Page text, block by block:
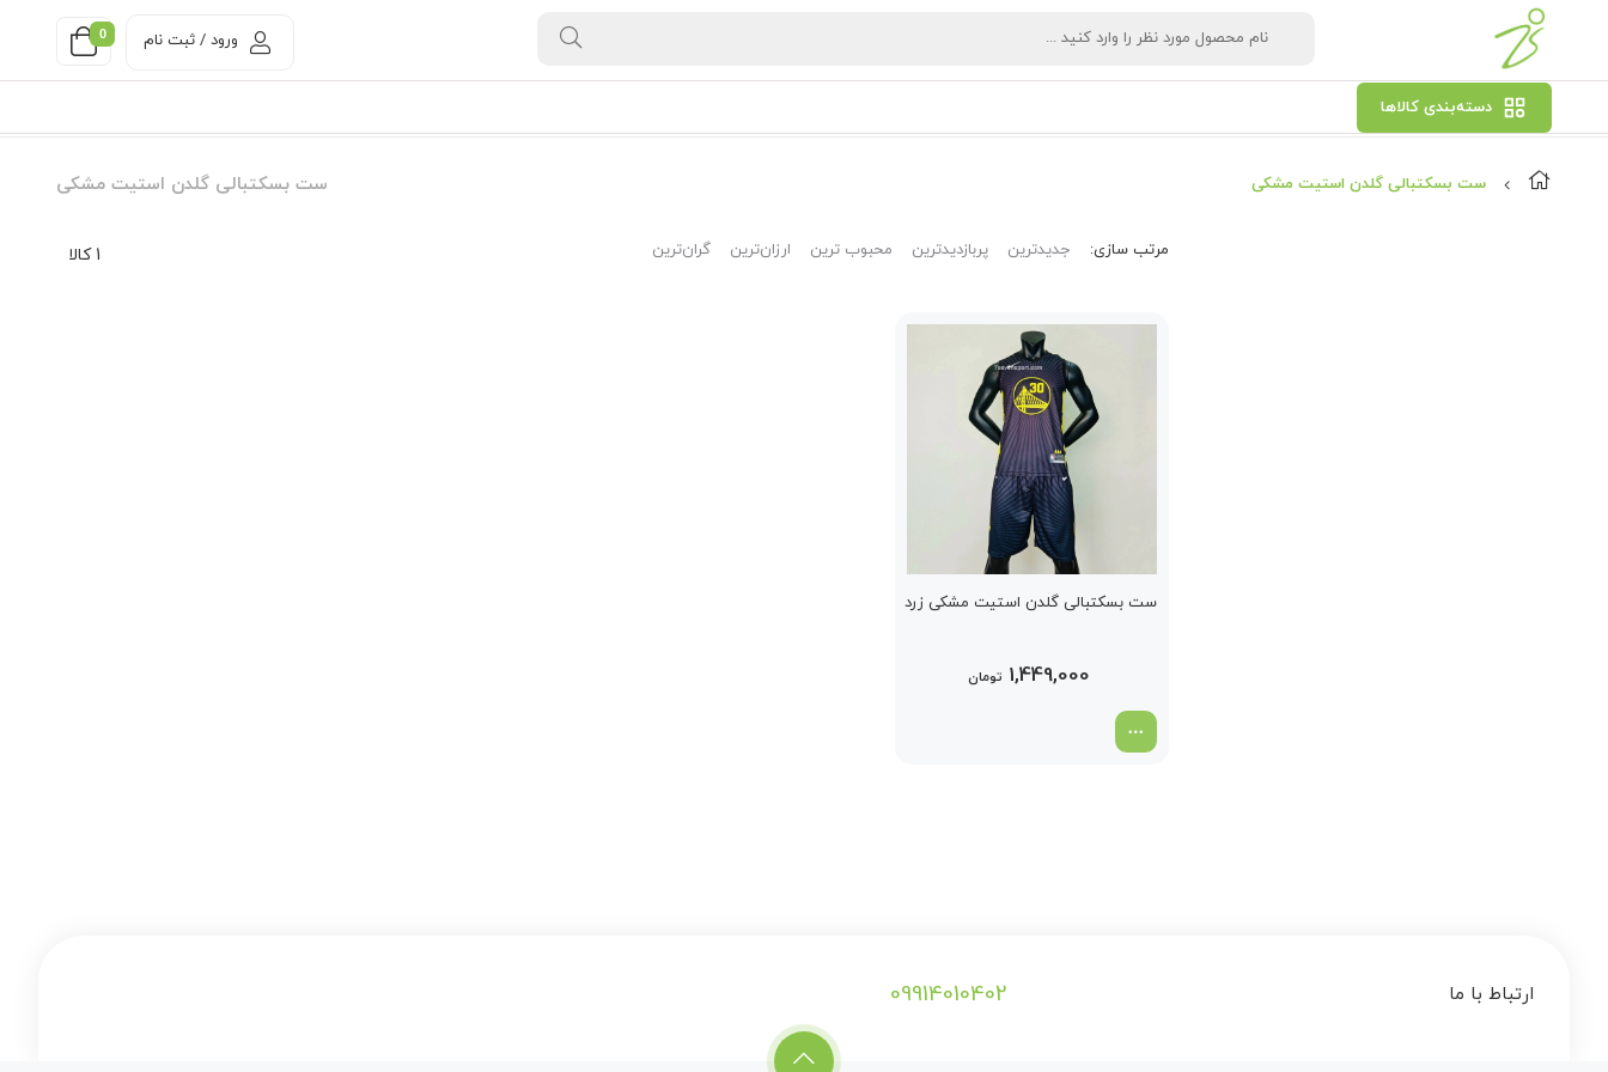
0 ورود / ثبت نام
دسته‌بندی کالاها
ست بسکتبالی گلدن استیت مشکی ست بسکتبالی گلدن استیت مشکی
1 کالا مرتب‌ سازی: جدیدترین پربازدیدترین محبوب ترین ارزان‌ترین گران‌ترین
ست بسکتبالی گلدن استیت مشکی زرد
1,449,000 تومان
ارتباط با ما 09914010402